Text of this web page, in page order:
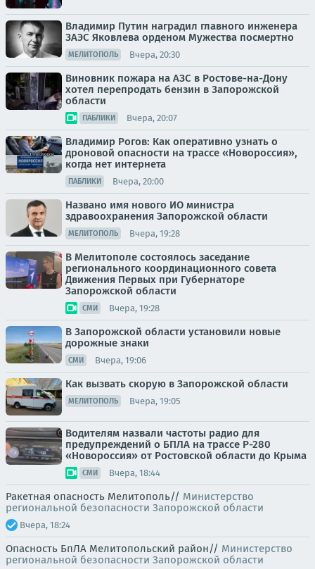
Владимир Путин наградил главного инженера
ЗАЭС Яковлева орденом Мужества посмертно
МЕЛИТОПОЛЬ Вчера, 20:30
Виновник пожара на АЗС в Ростове-на-Дону
хотел перепродать бензин в Запорожской
области
ПАБЛИКИ Вчера, 20:07
Владимир Рогов: Как оперативно узнать о
дроновой опасности на трассе «Новороссия»,
когда нет интернета
ПАБЛИКИ Вчера, 20:00
Названо имя нового ИО министра
здравоохранения Запорожской области
МЕЛИТОПОЛЬ Вчера, 19:28
В Мелитополе состоялось заседание
регионального координационного совета
Движения Первых при Губернаторе
Запорожской области
СМИ Вчера, 19:28
В Запорожской области установили новые
дорожные знаки
СМИ Вчера, 19:06
Как вызвать скорую в Запорожской области
МЕЛИТОПОЛЬ Вчера, 19:05
Водителям назвали частоты радио для
предупреждений о БПЛА на трассе Р-280
«Новороссия» от Ростовской области до Крыма
СМИ Вчера, 18:44
Ракетная опасность Мелитополь// Министерство
региональной безопасности Запорожской области
Вчера, 18:24
Опасность БпЛА Мелитопольский район// Министерство
региональной безопасности Запорожской области